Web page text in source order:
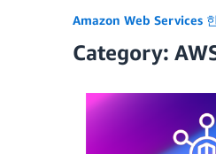
Amazon Web Services
Category: